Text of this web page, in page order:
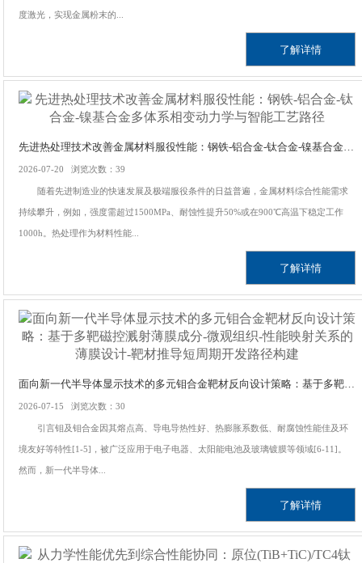
度激光，实现金属粉末的...
了解详情
先进热处理技术改善金属材料服役性能：钢铁-铝合金-钛合金-镍基合金多体系相变动力学与智能工艺路径
2026-07-20 浏览次数：39
随着先进制造业的快速发展及极端服役条件的日益普遍，金属材料综合性能需求
持续攀升，例如，强度需超过1500MPa、耐蚀性提升50%或在900℃高温下稳定工作
1000h。热处理作为材料性能...
了解详情
2026-07-15 浏览次数：30
引言钼及钼合金因其熔点高、导电导热性好、热膨胀系数低、耐腐蚀性能佳及环
境友好等特性[1-5]，被广泛应用于电子电器、太阳能电池及玻璃镀膜等领域[6-11]。
然而，新一代半导体...
了解详情